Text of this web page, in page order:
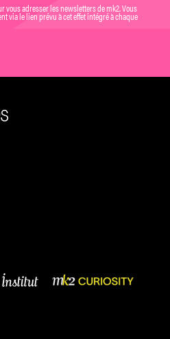
adresser les newsletters de mk2. Vous
via le lien prévu à cet effet intégré à chaque